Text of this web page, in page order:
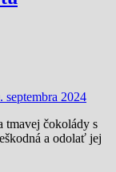
septembra 2024
tmavej čokolády s
a odolať jej